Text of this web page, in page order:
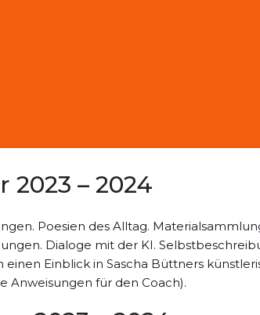
2023 – 2024
Poesien des Alltag.
Dialoge mit der KI.
Einblick in Sascha Büttners
Anweisungen für den Coach).